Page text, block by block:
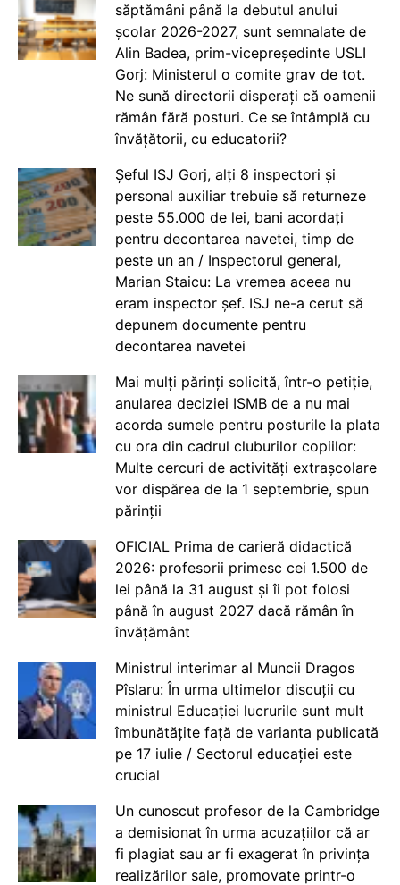
săptămâni până la debutul anului
școlar 2026-2027, sunt semnalate de
Alin Badea, prim-vicepreședinte USLI
Gorj: Ministerul o comite grav de tot.
Ne sună directorii disperați că oamenii
rămân fără posturi. Ce se întâmplă cu
învățătorii, cu educatorii?
Șeful ISJ Gorj, alți 8 inspectori și
personal auxiliar trebuie să returneze
peste 55.000 de lei, bani acordați
pentru decontarea navetei, timp de
peste un an / Inspectorul general,
Marian Staicu: La vremea aceea nu
eram inspector șef. ISJ ne-a cerut să
depunem documente pentru
decontarea navetei
Mai mulți părinți solicită, într-o petiție,
anularea deciziei ISMB de a nu mai
acorda sumele pentru posturile la plata
cu ora din cadrul cluburilor copiilor:
Multe cercuri de activități extrașcolare
vor dispărea de la 1 septembrie, spun
părinții
OFICIAL Prima de carieră didactică
2026: profesorii primesc cei 1.500 de
lei până la 31 august și îi pot folosi
până în august 2027 dacă rămân în
învățământ
Ministrul interimar al Muncii Dragos
Pîslaru: În urma ultimelor discuții cu
ministrul Educației lucrurile sunt mult
îmbunătățite față de varianta publicată
pe 17 iulie / Sectorul educației este
crucial
Un cunoscut profesor de la Cambridge
a demisionat în urma acuzațiilor că ar
fi plagiat sau ar fi exagerat în privința
realizărilor sale, promovate printr-o